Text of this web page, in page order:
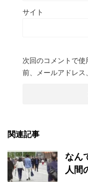
サイト
次回のコメントで
前、メールアドレス
関連記事
なん
人間